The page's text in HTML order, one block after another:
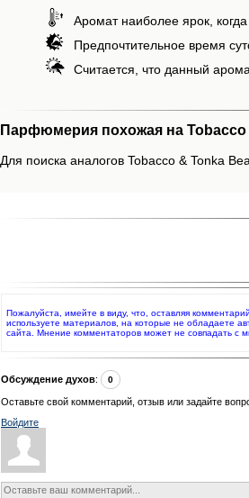
Аромат наиболее ярок,
Предпочтительное время
Считается, что данный
Парфюмерия похожая на Tobacco
Для поиска аналогов Tobacco & Tonka
Пожалуйста, имейте в виду, что, оставляя
используете материалов, на которые не обладаете
сайта. Мнение комментаторов может не совпадать с
Обсуждение духов: 0
Оставьте свой комментарий, отзыв или задайте
Войдите